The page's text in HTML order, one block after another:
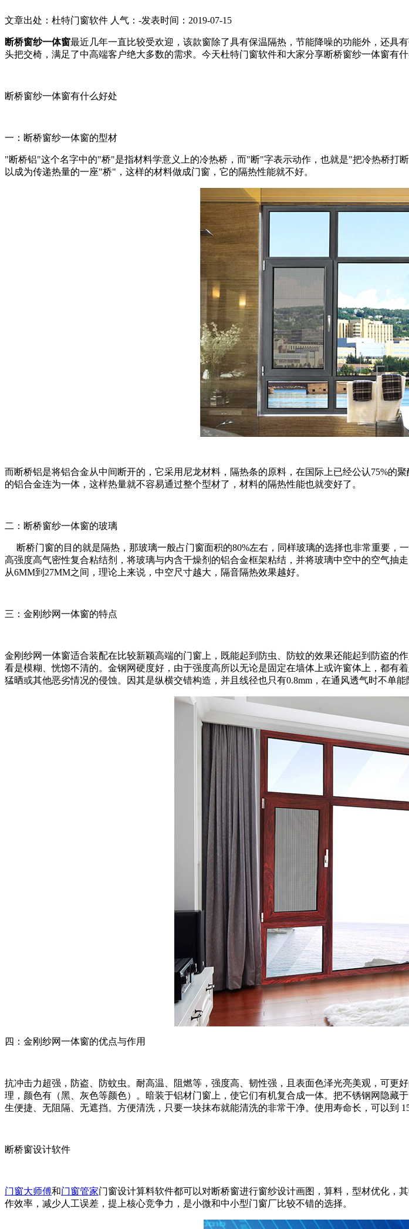
文章出处：杜特门窗软件 人气： -发表时间：2019-07-15
断桥窗纱一体窗最近几年一直比较受欢迎，该款窗除了具有保温隔热，节能降噪的功能外，还具
头把交椅，满足了中高端客户绝大多数的需求。今天杜特门窗软件和大家分享断桥窗纱一体窗有
断桥窗纱一体窗有什么好处
一：断桥窗纱一体窗的型材
"断桥铝"这个名字中的"桥"是指材料学意义上的冷热桥，而"断"字表示动作，也就是"把冷热桥打断
以成为传递热量的一座"桥"，这样的材料做成门窗，它的隔热性能就不好。
而断桥铝是将铝合金从中间断开的，它采用尼龙材料，隔热条的原料，在国际上已经公认75%的聚
的铝合金连为一体，这样热量就不容易通过整个型材了，材料的隔热性能也就变好了。
二：断桥窗纱一体窗的玻璃
断桥门窗的目的就是隔热，那玻璃一般占门窗面积的80%左右，同样玻璃的选择也非常重要，
高强度高气密性复合粘结剂，将玻璃与内含干燥剂的铝合金框架粘结， 并将玻璃中空中的空气抽
从6MM到27MM之间，理论上来说，中空尺寸越大，隔音隔热效果越好。
三：金刚纱网一体窗的特点
金刚纱网一体窗适合装配在比较新颖高端的门窗上，既能起到防虫、防蚊的效果还能起到防盗的
看是模糊、恍惚不清的。金钢网硬度好，由于强度高所以无论是固定在墙体上或许窗体上，都有
猛晒或其他恶劣情况的侵蚀。因其是纵横交错构造，并且线径也只有0.8mm，在通风透气时不单能
四：金刚纱网一体窗的优点与作用
抗冲击力超强，防盗、防蚊虫。耐高温、阻燃等，强度高、韧性强，且表面色泽光亮美观，可更
理，颜色有（黑、灰色等颜色）。暗装于铝材门窗上，使它们有机复合成一体。把不锈钢网隐藏
生便捷、无阻隔、无遮挡。方便清洗，只要一块抹布就能清洗的非常干净。使用寿命长，可以到
断桥窗设计软件
门窗大师傅和门窗管家门窗设计算料软件都可以对断桥窗进行窗纱设计画图，算料，型材优化，
作效率，减少人工误差，提上核心竞争力，是小微和中小型门窗厂比较不错的选择。